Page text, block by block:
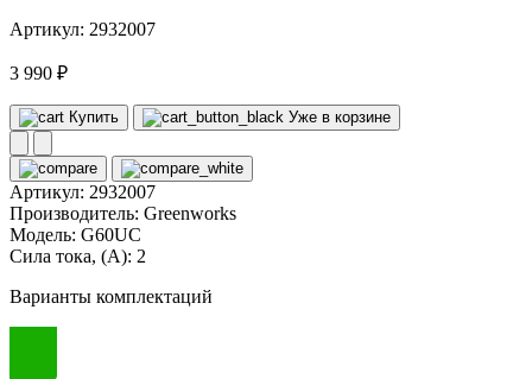
Артикул: 2932007
3 990 ₽
Купить Уже в корзине
Артикул: 2932007
Производитель: Greenworks
Модель: G60UC
Сила тока, (А): 2
Варианты комплектаций